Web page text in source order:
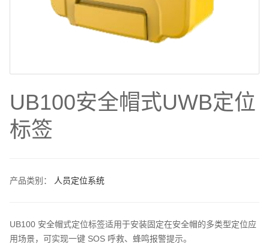
UB100安全帽式UWB定位
标签
产品类别： 人员定位系统
UB100 安全帽式定位标签适用于安装固定在安全帽的多类型定位应
用场景，可实现一键 SOS 呼救、蜂鸣报警提示。